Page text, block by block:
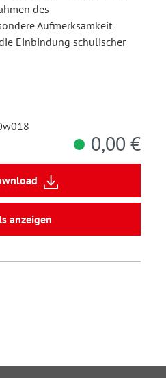
des
Aufmerksamkeit
Einbindung schulischer
0,00 €
anzeigen